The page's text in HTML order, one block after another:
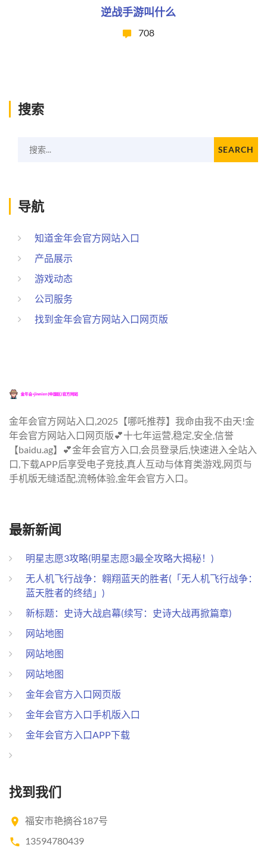
逆战手游叫什么
708
搜索
搜索... SEARCH
导航
知道金年会官方网站入口
产品展示
游戏动态
公司服务
找到金年会官方网站入口网页版
金年会官方网站入口,2025【哪吒推荐】我命由我不由天!金
年会官方网站入口网页版💕十七年运营,稳定,安全,信誉
【baidu.ag】💕金年会官方入口,会员登录后,快速进入全站入
口,下载APP后享受电子竞技,真人互动与体育类游戏,网页与
手机版无缝适配,流畅体验,金年会官方入口。
最新新闻
明星志愿3攻略(明星志愿3最全攻略大揭秘！)
无人机飞行战争：翱翔蓝天的胜者(「无人机飞行战争：
蓝天胜者的终结」)
新标题：史诗大战启幕(续写：史诗大战再掀篇章)
网站地图
网站地图
网站地图
金年会官方入口网页版
金年会官方入口手机版入口
金年会官方入口APP下载
找到我们
福安市艳摘谷187号
13594780439